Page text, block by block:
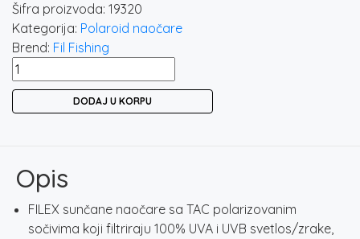
Šifra proizvoda: 19320
Kategorija: Polaroid naočare
Brend: Fil Fishing
FILEX
POLARIZED
SUNGLASSESDODAJ U KORPU
Opis
FILEX sunčane naočare sa TAC polarizovanim
sočivima koji filtriraju 100% UVA i UVB svetlos/zrake,